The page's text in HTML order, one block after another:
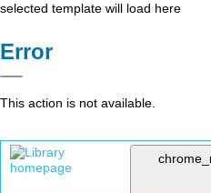
selected template will load here
Error
This action is not available.